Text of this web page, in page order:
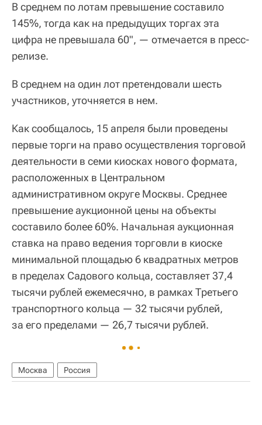
В среднем по лотам превышение составило
145%, тогда как на предыдущих торгах эта
цифра не превышала 60", — отмечается в пресс-
релизе.
В среднем на один лот претендовали шесть
участников, уточняется в нем.
Как сообщалось, 15 апреля были проведены
первые торги на право осуществления торговой
деятельности в семи киосках нового формата,
расположенных в Центральном
административном округе Москвы. Среднее
превышение аукционной цены на объекты
составило более 60%. Начальная аукционная
ставка на право ведения торговли в киоске
минимальной площадью 6 квадратных метров
в пределах Садового кольца, составляет 37,4
тысячи рублей ежемесячно, в рамках Третьего
транспортного кольца — 32 тысячи рублей,
за его пределами — 26,7 тысячи рублей.
Москва Россия